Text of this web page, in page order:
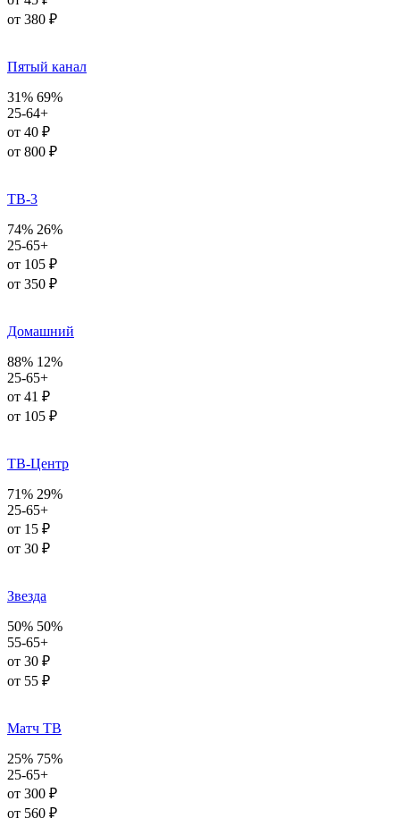
от 380 ₽
Пятый канал
31% 69%
25-64+
от 40 ₽
от 800 ₽
ТВ-3
74% 26%
25-65+
от 105 ₽
от 350 ₽
Домашний
88% 12%
25-65+
от 41 ₽
от 105 ₽
ТВ-Центр
71% 29%
25-65+
от 15 ₽
от 30 ₽
Звезда
50% 50%
55-65+
от 30 ₽
от 55 ₽
Матч ТВ
25% 75%
25-65+
от 300 ₽
от 560 ₽